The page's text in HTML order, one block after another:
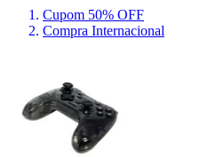
Cupom 50% OFF
Compra Internacional